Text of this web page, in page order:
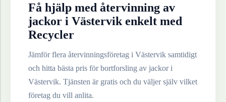
Få hjälp med återvinning av
jackor i Västervik enkelt med
Recycler
Jämför flera återvinningsföretag i Västervik samtidigt
och hitta bästa pris för bortforsling av jackori
Västervik. Tjänsten är gratis och du väljer själv vilket
företag du vill anlita.